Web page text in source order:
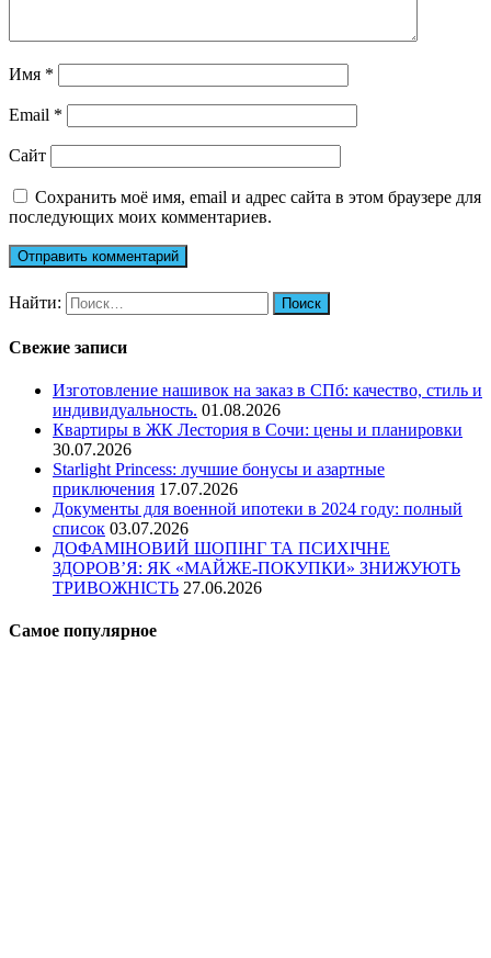
Имя *
Email *
Сайт
Сохранить моё имя, email и адрес сайта в этом браузере для
последующих моих комментариев.
Найти:
Свежие записи
Изготовление нашивок на заказ в СПб: качество, стиль и
индивидуальность. 01.08.2026
Квартиры в ЖК Лестория в Сочи: цены и планировки
30.07.2026
Starlight Princess: лучшие бонусы и азартные
приключения 17.07.2026
Документы для военной ипотеки в 2024 году: полный
список 03.07.2026
ДОФАМІНОВИЙ ШОПІНГ ТА ПСИХІЧНЕ
ЗДОРОВ’Я: ЯК «МАЙЖЕ-ПОКУПКИ» ЗНИЖУЮТЬ
ТРИВОЖНІСТЬ 27.06.2026
Самое популярное